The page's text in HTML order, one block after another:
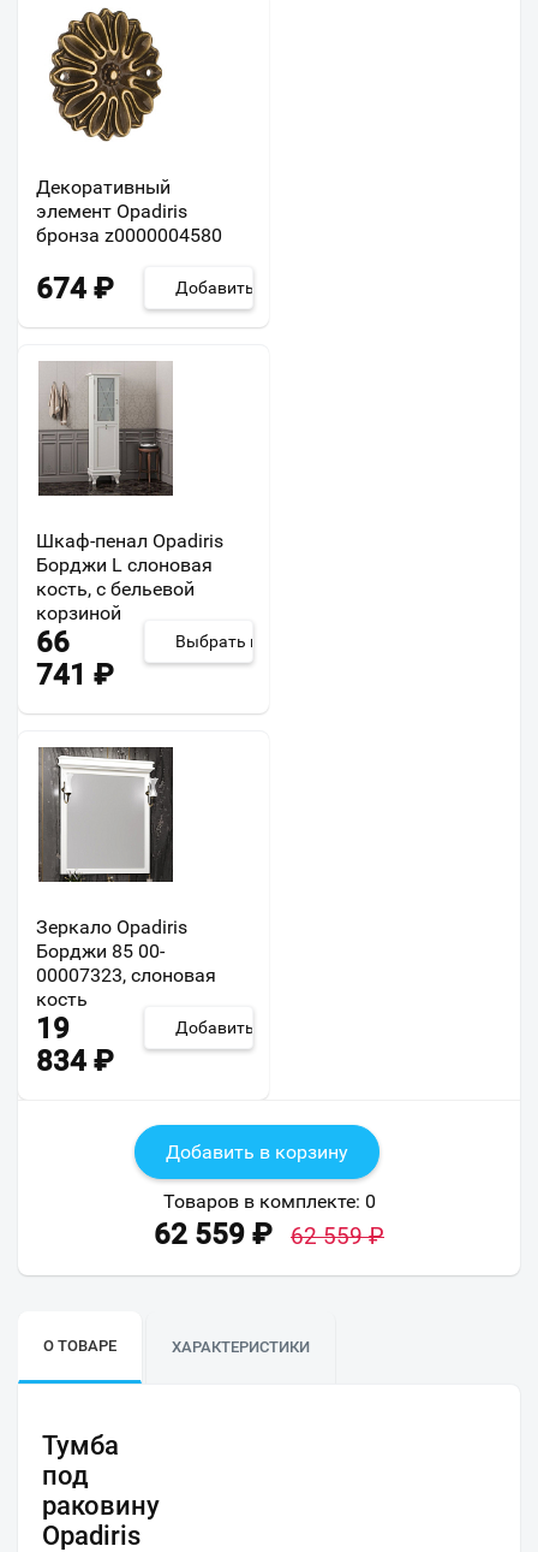
Декоративный
элемент Opadiris
бронза z0000004580
674 ₽ Добавить
Шкаф-пенал Opadiris
Борджи L слоновая
кость, с бельевой
корзиной
66
741 ₽
Выбрать из 2
Зеркало Opadiris
Борджи 85 00-
00007323, слоновая
кость
19
834 ₽
Добавить
Добавить в корзину
Товаров в комплекте: 0
62 559 ₽ 62 559₽
О ТОВАРЕ ХАРАКТЕРИСТИКИ
Тумба
под
раковину
Opadiris